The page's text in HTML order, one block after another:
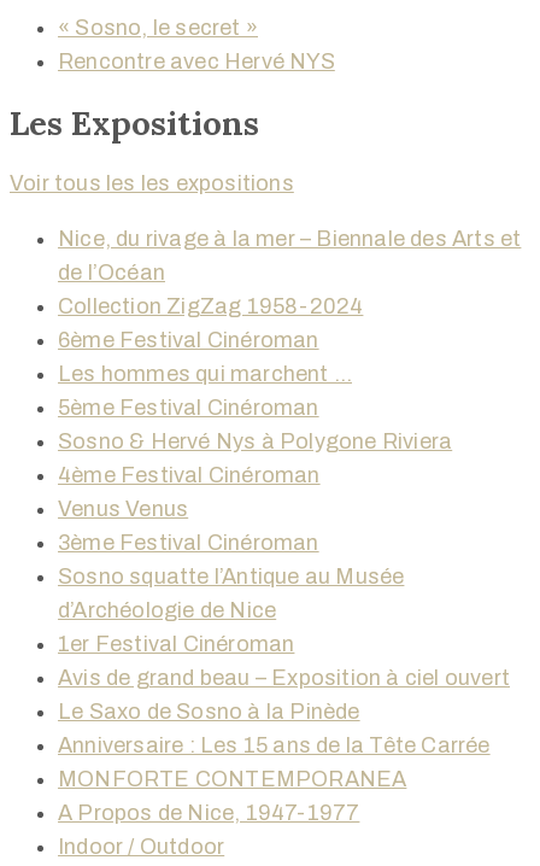
« Sosno, le secret »
Rencontre avec Hervé NYS
Les Expositions
Voir tous les les expositions
Nice, du rivage à la mer – Biennale des Arts et
de l’Océan
Collection ZigZag 1958-2024
6ème Festival Cinéroman
Les hommes qui marchent …
5ème Festival Cinéroman
Sosno & Hervé Nys à Polygone Riviera
4ème Festival Cinéroman
Venus Venus
3ème Festival Cinéroman
Sosno squatte l’Antique au Musée
d’Archéologie de Nice
1er Festival Cinéroman
Avis de grand beau – Exposition à ciel ouvert
Le Saxo de Sosno à la Pinède
Anniversaire : Les 15 ans de la Tête Carrée
MONFORTE CONTEMPORANEA
A Propos de Nice, 1947-1977
Indoor / Outdoor